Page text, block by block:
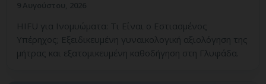
HIFU για Ινομυώματα: Τι Είναι ο Εστιασμένος
Υπέρηχος; Εξειδικευμένη γυναικολογική αξιολόγηση της
μήτρας και εξατομικευμένη καθοδήγηση στη Γλυφάδα.